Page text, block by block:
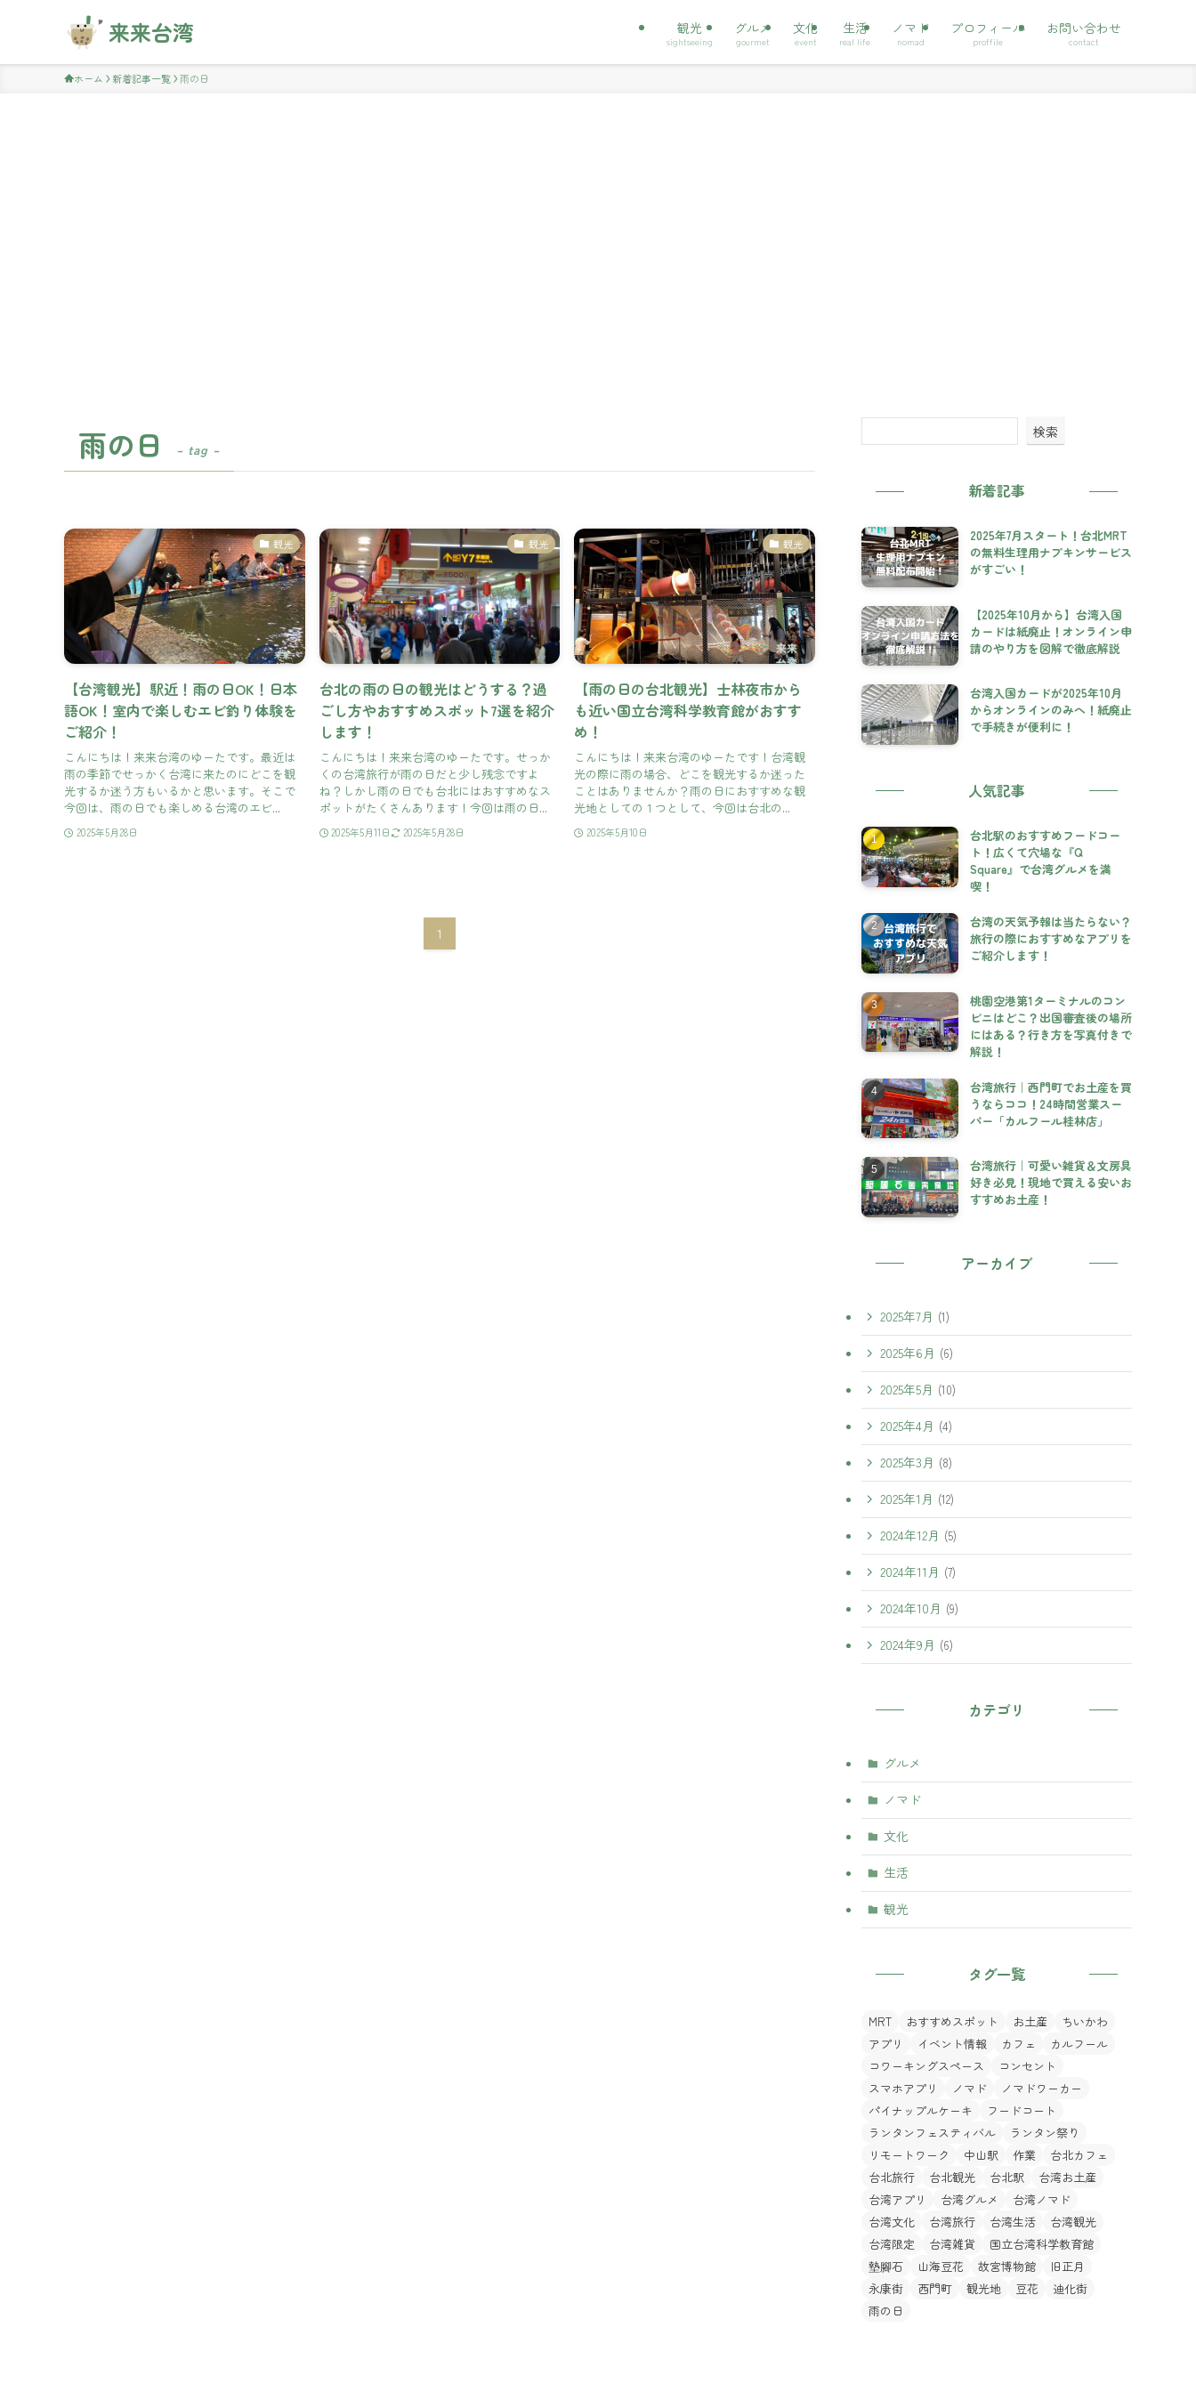
来来台湾 観光
sightseeing
グルメ
gourmet
文化
event
生活
real life
ノマド
nomad
プロフィール
proffile
お問い合わせ
contact
ホーム 新着記事一覧 雨の日
雨の日 – tag –
観光
【台湾観光】駅近！雨の日OK！日本
語OK！室内で楽しむエビ釣り体験を
ご紹介！
こんにちは！来来台湾のゆーたです。最近は
雨の季節でせっかく台湾に来たのにどこを観
光するか迷う方もいるかと思います。そこで
今回は、雨の日でも楽しめる台湾のエビ...
2025年5月28日
観光
台北の雨の日の観光はどうする？過
ごし方やおすすめスポット7選を紹介
します！
こんにちは！来来台湾のゆーたです。せっか
くの台湾旅行が雨の日だと少し残念ですよ
ね？しかし雨の日でも台北にはおすすめなス
ポットがたくさんあります！今回は雨の日...
2025年5月11日 2025年5月28日
観光
【雨の日の台北観光】士林夜市から
も近い国立台湾科学教育館がおすす
め！
こんにちは！来来台湾のゆーたです！台湾観
光の際に雨の場合、どこを観光するか迷った
ことはありませんか？雨の日におすすめな観
光地としての１つとして、今回は台北の...
2025年5月10日
1
検索
新着記事
2025年7月スタート！台北MRT
の無料生理用ナプキンサービス
がすごい！
【2025年10月から】台湾入国
カードは紙廃止！オンライン申
請のやり方を図解で徹底解説
台湾入国カードが2025年10月
からオンラインのみへ！紙廃止
で手続きが便利に！
人気記事
台北駅のおすすめフードコー
ト！広くて穴場な『Q
Square』で台湾グルメを満
喫！
台湾の天気予報は当たらない？
旅行の際におすすめなアプリを
ご紹介します！
桃園空港第1ターミナルのコン
ビニはどこ？出国審査後の場所
にはある？行き方を写真付きで
解説！
台湾旅行｜西門町でお土産を買
うならココ！24時間営業スー
パー「カルフール桂林店」
台湾旅行｜可愛い雑貨＆文房具
好き必見！現地で買える安いお
すすめお土産！
アーカイブ
2025年7月 (1)
2025年6月 (6)
2025年5月 (10)
2025年4月 (4)
2025年3月 (8)
2025年1月 (12)
2024年12月 (5)
2024年11月 (7)
2024年10月 (9)
2024年9月 (6)
カテゴリ
グルメ
ノマド
文化
生活
観光
タグ一覧
MRT おすすめスポット お土産
ちいかわ
アプリ
イベント情報 カフェ
カルフール
コワーキングスペース
コンセント
スマホアプリ
ノマド
ノマドワーカー
パイナップルケーキ
フードコート
ランタンフェスティバル
ランタン祭り
リモートワーク
中山駅 作業
台北カフェ
台北旅行
台北観光 台北駅
台湾お土産
台湾アプリ
台湾グルメ
台湾ノマド
台湾文化
台湾旅行 台湾生活
台湾観光
台湾限定
台湾雑貨
国立台湾科学教育館
墊腳石
山海豆花 故宮博物館
旧正月
永康街
西門町 観光地 豆花
迪化街
雨の日